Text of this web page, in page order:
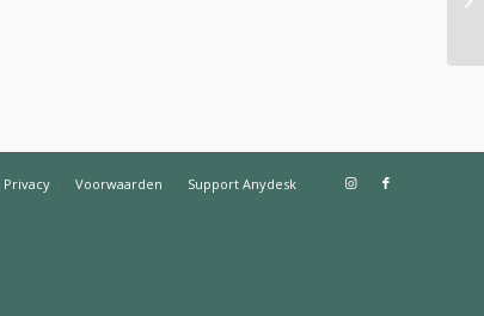
Privacy Voorwaarden Support Anydesk